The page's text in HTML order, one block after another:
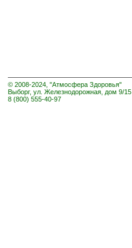
© 2008-2024, "Атмосфера Здоровья"
Выборг, ул. Железнодорожная, дом 9/15
8 (800) 555-40-97